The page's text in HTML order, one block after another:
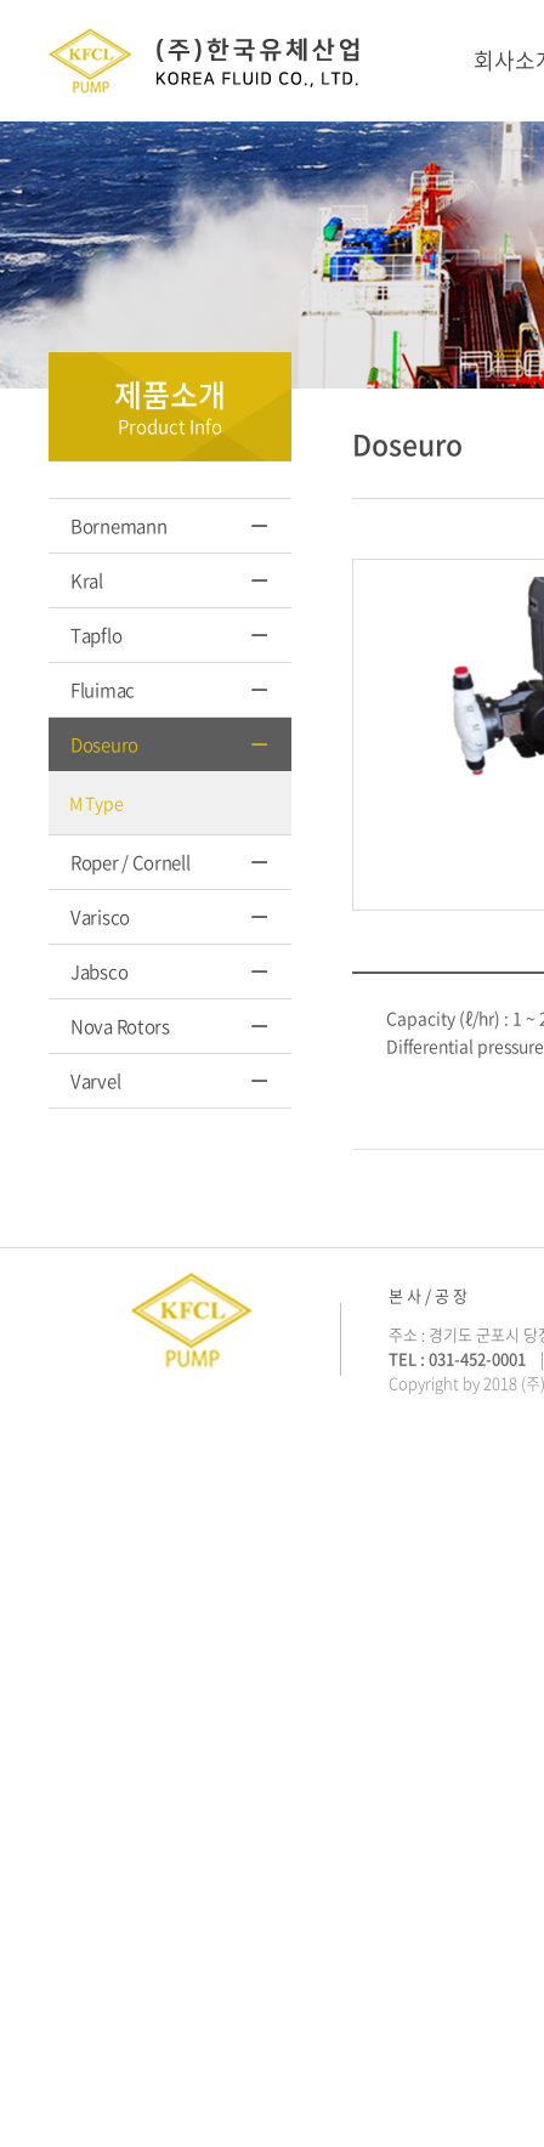
회사소
제품소개
Product Info
Bornemann
Kral
Tapflo
Fluimac
Doseuro
M Type
Roper / Cornell
Varisco
Jabsco
Nova Rotors
Varvel
Doseuro
Capacity (ℓ/hr) : 1 ~
Differential
본 사 / 공 장
주소 : 경기도 군포시 당
TEL : 031-452-0001
Copyright by 2018 (